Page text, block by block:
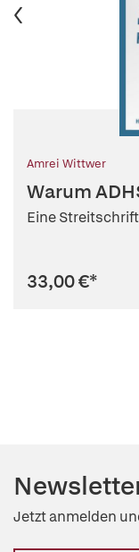
Amrei Wittwer
Warum
Eine Streitschrift
33,00 €*
Jetzt anmelden